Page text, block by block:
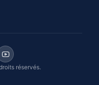
réservés.